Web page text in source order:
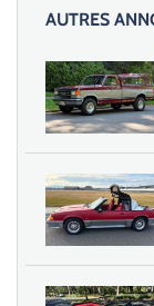
s
e
r
c
e
c
h
a
m
p
AUTRES